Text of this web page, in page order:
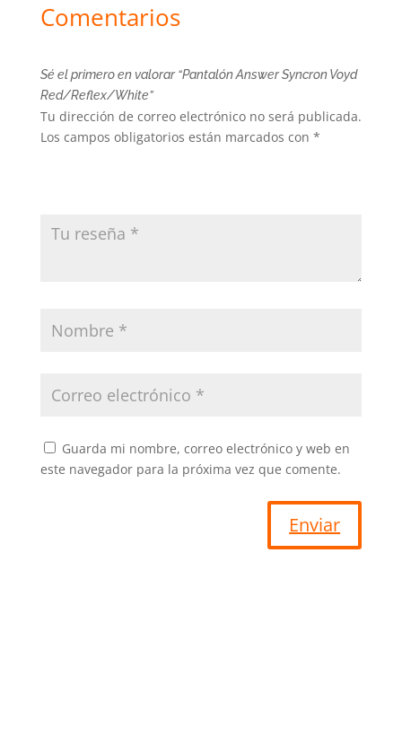
Comentarios
Sé el primero en valorar “Pantalón Answer Syncron Voyd
Red/Reflex/White”
Tu dirección de correo electrónico no será publicada.
Los campos obligatorios están marcados con *
Guarda mi nombre, correo electrónico y web en
este navegador para la próxima vez que comente.
Enviar